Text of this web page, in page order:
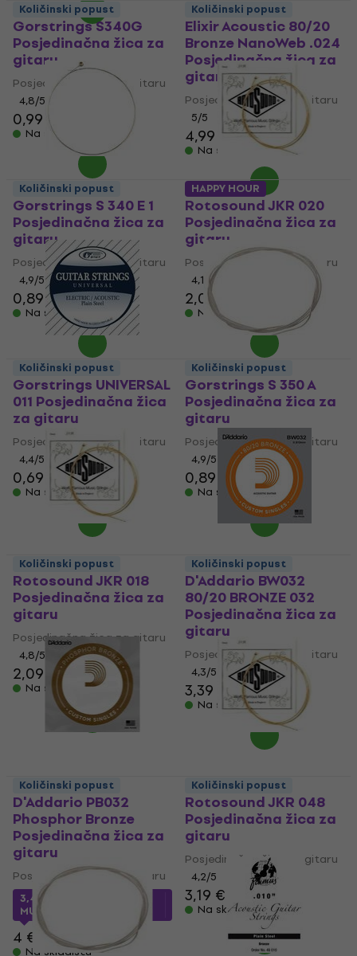
Gorstrings S340G
Posjedinačna žica za
gitaru
Posjedinačna žica za gitaru
4,8/5
0,99 €
Na skladištu
Elixir Acoustic 80/20
Bronze NanoWeb .024
Posjedinačna žica za
gitaru
Posjedinačna žica za gitaru
5/5
4,99 €
Na skladištu
Količinski popust
Gorstrings S 340 E 1
Posjedinačna žica za
gitaru
Posjedinačna žica za gitaru
4,9/5
0,89 €
Na skladištu
Količinski popust
Rotosound JKR 020
Posjedinačna žica za
gitaru
Posjedinačna žica za gitaru
4,1 /5
2,09 €
Na skladištu
Količinski popust
Gorstrings UNIVERSAL
011 Posjedinačna žica
za gitaru
Posjedinačna žica za gitaru
4,4/5
0,69 € 0,79 €
Na skladištu
HAPPY HOUR
Gorstrings S 350 A
Posjedinačna žica za
gitaru
Posjedinačna žica za gitaru
4,9/5
0,89 € 0,91 €
Na skladištu
Količinski popust
Rotosound JKR 018
Posjedinačna žica za
gitaru
Posjedinačna žica za gitaru
4,8/5
2,09 €
Na skladištu
Količinski popust
D'Addario BW032
80/20 BRONZE 032
Posjedinačna žica za
gitaru
Posjedinačna žica za gitaru
4,3/5
3,39 €
Na skladištu
Količinski popust
D'Addario PB032
Phosphor Bronze
Posjedinačna žica za
gitaru
Posjedinačna žica za gitaru
3,44 €
MUZMUZ-10
4 €
Na skladištu
Količinski popust
Rotosound JKR 048
Posjedinačna žica za
gitaru
Posjedinačna žica za gitaru
4,2/5
3,19 €
Na skladištu
Količinski popust Količinski popust